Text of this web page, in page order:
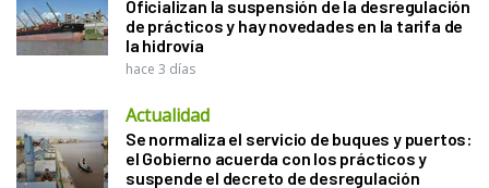
Oficializan la suspensión de la desregulación
de prácticos y hay novedades en la tarifa de
la hidrovía
hace 3 días
Actualidad
Se normaliza el servicio de buques y puertos:
el Gobierno acuerda con los prácticos y
suspende el decreto de desregulación